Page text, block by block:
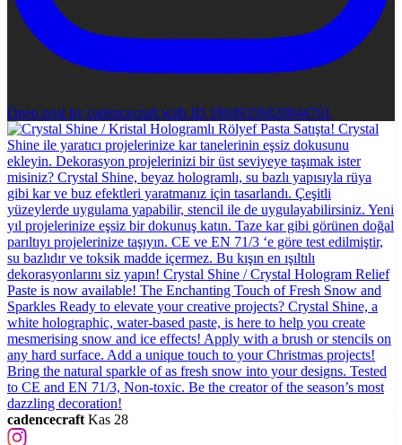
Open post by cadencecraft with ID 18049356820844761
cadencecraft Kas 28